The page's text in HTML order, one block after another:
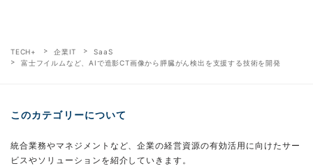
TECH+ 企業IT
SaaS
富士フイルムなど、AIで造影CT画像から膵臓がん検出を支援する技術を開発
このカテゴリーについて
統合業務やマネジメントなど、企業の経営資源の有効活用に向けたサー
ビスやソリューションを紹介していきます。